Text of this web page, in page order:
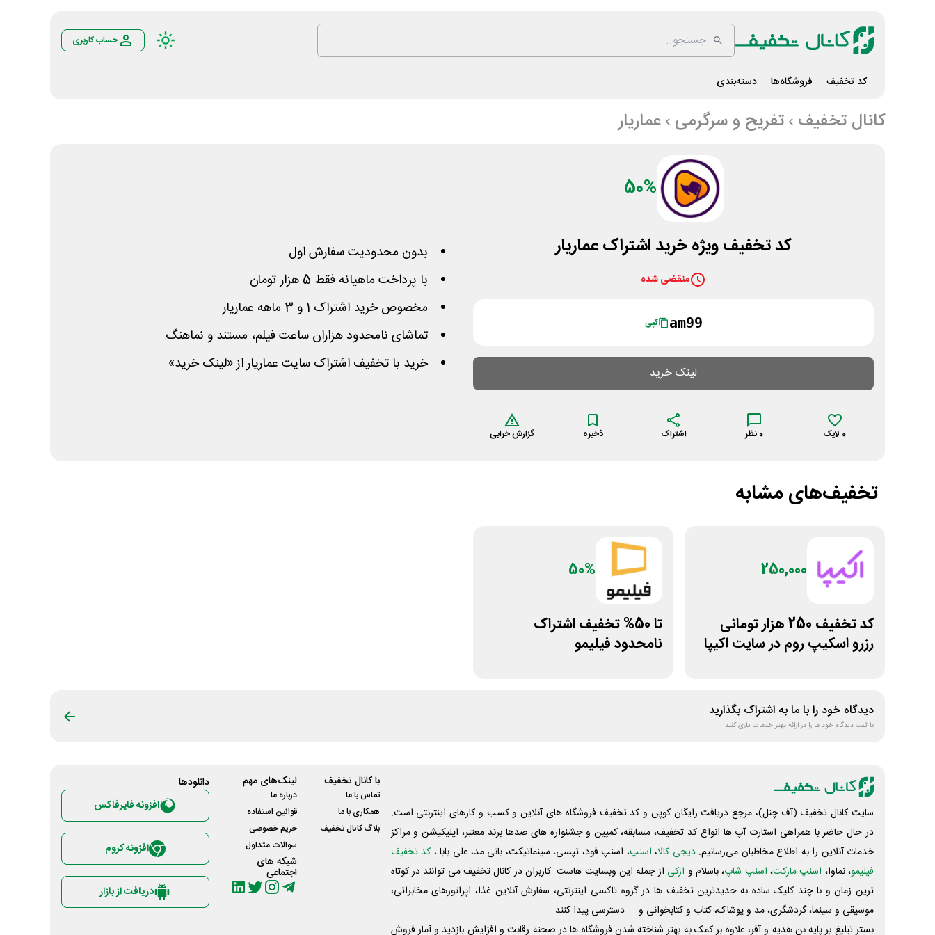
حساب کاربری
کد تخفیف فروشگاه‌ها دسته‌بندی
کانال تخفیف تفریح و سرگرمی عماریار
50%
کد تخفیف ویژه خرید اشتراک عماریار
منقضی شده
am99 کپی
لینک خرید
0 لایک 0 نظر اشتراک ذخیره گزارش خرابی
بدون محدودیت سفارش اول
با پرداخت ماهیانه فقط 5 هزار تومان
مخصوص خرید اشتراک 1 و 3 ماهه عماریار
تماشای نامحدود هزاران ساعت فیلم، مستند و نماهنگ
خرید با تخفیف اشتراک سایت عماریار از «لینک خرید»
تخفیف‌های مشابه
250,000
کد تخفیف 250 هزار تومانی
رزرو اسکیپ روم در سایت اکیپا
50%
تا 50% تخفیف اشتراک
نامحدود فیلیمو
دیدگاه خود را با ما به اشتراک بگذارید
با ثبت دیدگاه خود ما را در ارائه بهتر خدمات یاری کنید
سایت کانال تخفیف (آف چنل)، مرجع دریافت رایگان کوپن و کد تخفیف فروشگاه های آنلاین و کسب و‌ کارهای اینترنتی است.
در حال حاضر با همراهی استارت آپ ها انواع کد تخفیف، مسابقه، کمپین و جشنواره های صدها برند معتبر، اپلیکیشن و مراکز
خدمات آنلاین را به اطلاع مخاطبان می‌رسانیم. دیجی کالا، اسنپ، اسنپ فود، تپسی، سینماتیکت، بانی مد، علی‌ بابا ، کد تخفیف
فیلیمو، نماوا، اسنپ مارکت، اسنپ شاپ، باسلام و ازکی از جمله این وبسایت ‌هاست. کاربران در کانال تخفیف می توانند در کوتاه
ترین زمان و با چند کلیک ساده به جدیدترین تخفیف ها در گروه تاکسی اینترنتی، سفارش آنلاین غذا، اپراتورهای مخابراتی،
موسیقی و سینما، گردشگری، مد و پوشاک، کتاب و کتابخوانی و ... دسترسی پیدا کنند.
بستر تبلیغ بر پایه بن هدیه و آفر، علاوه بر کمک به بهتر شناخته شدن فروشگاه ها در صحنه رقابت و افزایش بازدید و آمار فروش
با کانال تخفیف
تماس با ما
همکاری با ما
بلاگ کانال تخفیف
لینک‌های مهم
درباره ما
قوانین استفاده
حریم خصوصی
سوالات متداول
شبکه های
اجتماعی
دانلود‌ها
افزونه فایرفاکس
افزونه کروم
دریافت از بازار